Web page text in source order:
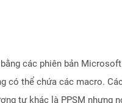
các phiên bản
thể chứa các macro.
tự khác là PPSM nhưng